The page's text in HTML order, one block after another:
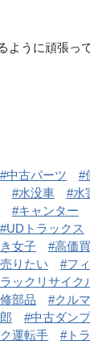
ように頑張っ
中古パーツ
水没車 水
キャンター
UDトラックス
女子 高価
りたい フ
ックリサイク
部品 クルマ
中古ダンプ
運転手 ト